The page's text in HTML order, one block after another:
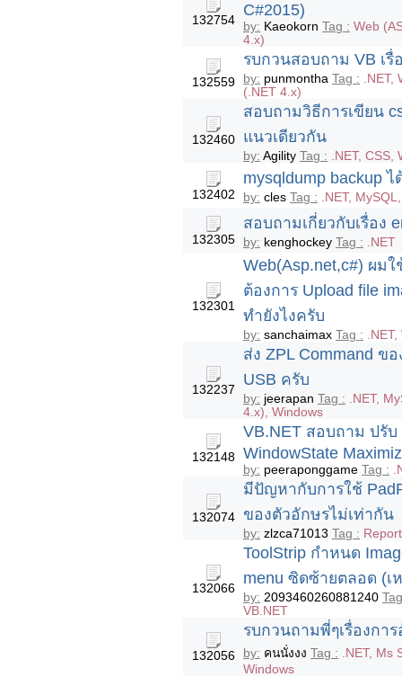
132754
C#2015)
by: Kaeokorn Tag : Web
4.x)
132559
รบกวนสอบถาม VB เรื่
by: punmontha Tag : .NET,
(.NET 4.x)
132460
สอบถามวิธีการเขียน
แนวเดียวกัน
by: Agility Tag : .NET, CSS,
132402
mysqldump backup
by: cles Tag : .NET,
132305
สอบถามเกี่ยวกับเรื่อง
by: kenghockey Tag : .NET
132301
Web(Asp.net,c#) ผม
ต้องการ Upload file
ทำยังไงครับ
by: sanchaimax Tag : .NET,
132237
ส่ง ZPL Command ข
USB ครับ
by: jeerapan Tag : .NET,
4.x), Windows
132148
VB.NET สอบถาม ปรับ
WindowState
by: peeraponggame Tag :
132074
มีปัญหากับการใช้
ของตัวอักษรไม่เท่ากัน
by: zlzca71013 Tag :
132066
ToolStrip กำหนด
menu ซิดซ้ายตลอด (เ
by: 2093460260881240
VB.NET
132056
รบกวนถามพี่ๆเรื่องกา
by: คนนั่งงง Tag : .NET, Ms
Windows